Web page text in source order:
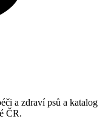
a zdraví psů a katalog
ČR.